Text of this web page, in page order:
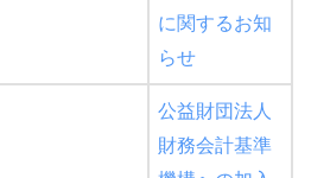
に関するお知
らせ
公益財団法人
財務会計基準